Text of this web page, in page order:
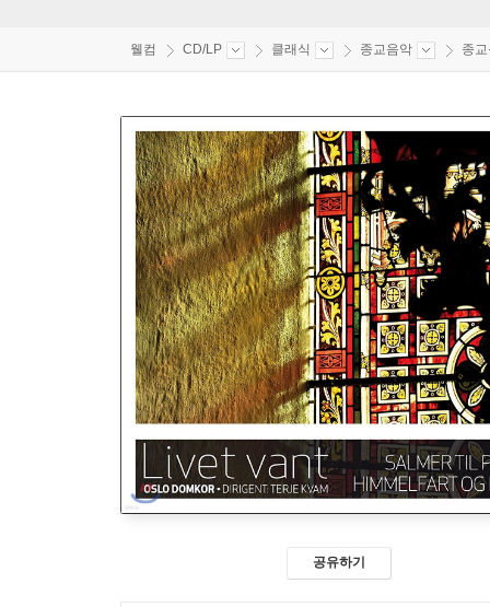
웰컴 CD/LP 클래식 종교음악 종
공유하기